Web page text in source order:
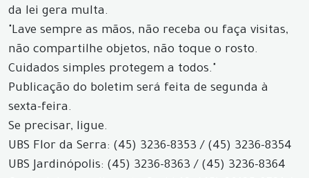
da lei gera multa.
"Lave sempre as mãos, não receba ou faça visitas,
não compartilhe objetos, não toque o rosto.
Cuidados simples protegem a todos."
Publicação do boletim será feita de segunda à
sexta-feira.
Se precisar, ligue.
UBS Flor da Serra: (45) 3236-8353 / (45) 3236-8354
UBS Jardinópolis: (45) 3236-8363 / (45) 3236-8364